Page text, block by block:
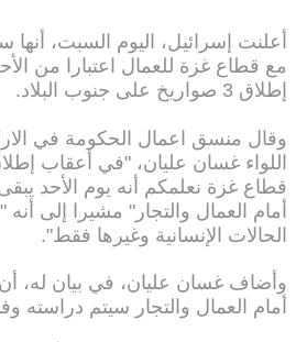
أعلنت إسرائيل، اليوم السبت، أنها
مع قطاع غزة للعمال اعتبارا من
إطلاق 3 صواريخ على جنوب البلاد.
وقال منسق اعمال الحكومة في
اللواء غسان عليان، "في أعقاب
قطاع غزة نعلمكم أنه يوم الأحد
أمام العمال والتجار" مشيرا إلى
الحالات الإنسانية وغيرها فقط".
وأضاف غسان عليان، في بيان له، أن
أمام العمال والتجار سيتم دراسته